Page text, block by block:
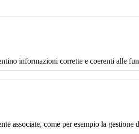
informazioni corrette e coerenti alle
associate, come per esempio la